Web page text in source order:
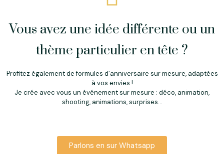
Vous avez une idée différente ou un
thème particulier en tête ?
Profitez également de formules d’anniversaire sur mesure, adaptées
à vos envies !
Je crée avec vous un événement sur mesure : déco, animation,
shooting, animations, surprises…
Parlons en sur Whatsapp